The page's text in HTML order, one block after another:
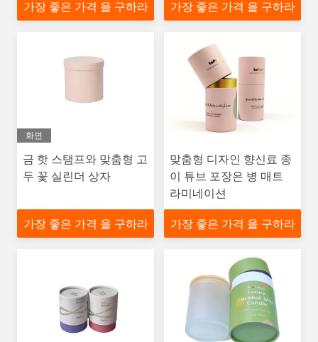
가장 좋은 가격 을 구하라 가장 좋은 가격 을 구하라
화면
금 핫 스탬프와 맞춤형 고
두 꽃 실린더 상자
가장 좋은 가격 을 구하라
맞춤형 디자인 향신료 종
이 튜브 포장은 병 매트
라미네이션
가장 좋은 가격 을 구하라